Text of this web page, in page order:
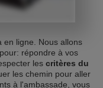
en ligne. Nous allons
répondre à vos
les critères du
les chemin pour aller
à l'ambassade, vous